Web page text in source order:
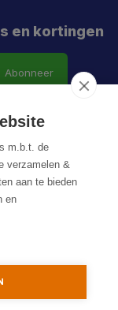
en kortingen
Abonneer
m.b.t. de
verzamelen &
aan te bieden
en